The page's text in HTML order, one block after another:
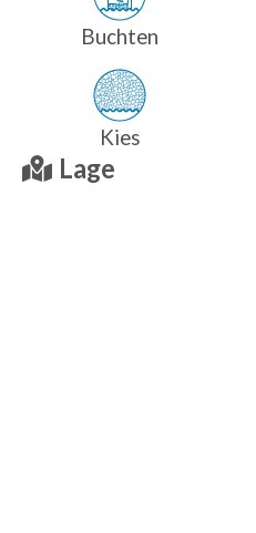
Buchten
Kies
Lage